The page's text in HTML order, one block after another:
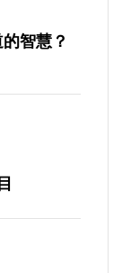
智慧？